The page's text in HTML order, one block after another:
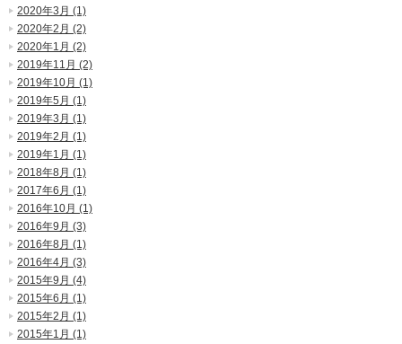
2020年3月 (1)
2020年2月 (2)
2020年1月 (2)
2019年11月 (2)
2019年10月 (1)
2019年5月 (1)
2019年3月 (1)
2019年2月 (1)
2019年1月 (1)
2018年8月 (1)
2017年6月 (1)
2016年10月 (1)
2016年9月 (3)
2016年8月 (1)
2016年4月 (3)
2015年9月 (4)
2015年6月 (1)
2015年2月 (1)
2015年1月 (1)